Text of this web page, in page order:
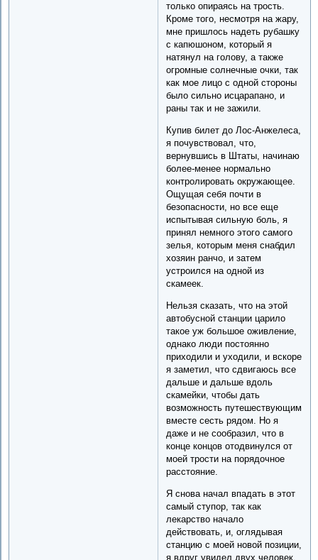
только опираясь на трость.
Кроме того, несмотря на жару,
мне пришлось надеть рубашку
с капюшоном, который я
натянул на голову, а также
огромные солнечные очки, так
как мое лицо с одной стороны
было сильно исцарапано, и
раны так и не зажили.
Купив билет до Лос-Анжелеса,
я почувствовал, что,
вернувшись в Штаты, начинаю
более-менее нормально
контролировать окружающее.
Ощущая себя почти в
безопасности, но все еще
испытывая сильную боль, я
принял немного этого самого
зелья, которым меня снабдил
хозяин ранчо, и затем
устроился на одной из
скамеек.
Нельзя сказать, что на этой
автобусной станции царило
такое уж большое оживление,
однако люди постоянно
приходили и уходили, и вскоре
я заметил, что сдвигаюсь все
дальше и дальше вдоль
скамейки, чтобы дать
возможность путешествующим
вместе сесть рядом. Но я
даже и не сообразил, что в
конце концов отодвинулся от
моей трости на порядочное
расстояние.
Я снова начал впадать в этот
самый ступор, так как
лекарство начало
действовать, и, оглядывая
станцию с моей новой позиции,
я вдруг увидел двух человек,